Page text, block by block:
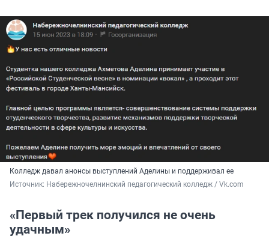
Колледж давал анонсы выступлений Аделины и поддерживал ее
Источник: Набережночелнинский педагогический колледж / Vk.com
«Первый трек получился не очень
удачным»